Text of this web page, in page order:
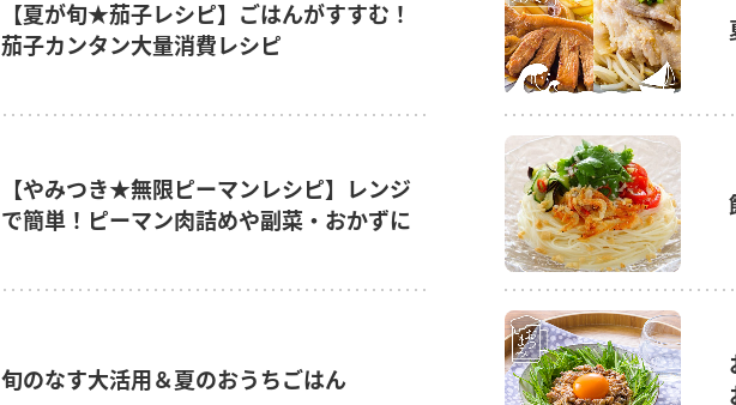
【夏が旬★茄子レシピ】ごはんがすすむ！
茄子カンタン大量消費レシピ
【やみつき★無限ピーマンレシピ】レンジ
で簡単！ピーマン肉詰めや副菜・おかずに
旬のなす大活用＆夏のおうちごはん